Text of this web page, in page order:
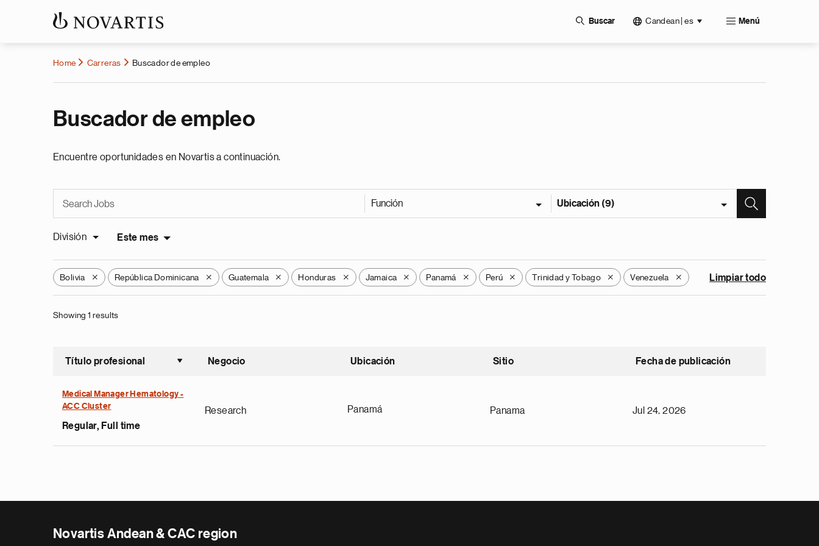
Buscar Candean | es Menú
Home Carreras Buscador de empleo
Buscador de empleo
Encuentre oportunidades en Novartis a continuación.
Función Ubicación (9)
División Este mes
Bolivia X República Dominicana X Guatemala X Honduras X Jamaica X Panamá X Perú X Trinidad y Tobago X Venezuela X Limpiar todo
Showing 1 results
Título profesional
Ordenar ascendente
Negocio Ubicación Sitio Fecha de publicación
Medical Manager Hematology -
ACC Cluster
Regular, Full time
Research Panamá Panama Jul 24, 2026
Novartis Andean & CAC region